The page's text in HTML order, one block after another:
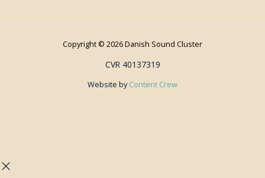
Copyright © 2026 Danish Sound Cluster
CVR 40137319
Website byContent Crew